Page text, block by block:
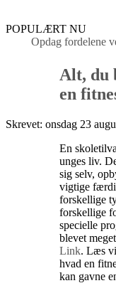
POPULÆRT NU
Opdag fordelene
Alt, du
en
Skrevet: onsdag 23
En
unges liv.
sig selv,
vigtige
forskellige
forskellige
specielle
blevet
Link. Læs
hvad en
kan gavne